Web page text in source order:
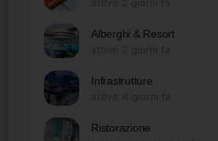
Alberghi & Resort
Infrastrutture
Ristorazione